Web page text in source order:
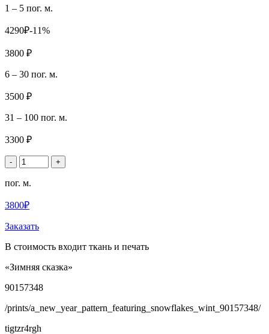
1 – 5 пог. м.
4290₽-11%
3800 ₽
6 – 30 пог. м.
3500 ₽
31 – 100 пог. м.
3300 ₽
- +
пог. м.
3800₽
Заказать
В стоимость входит ткань и печать
«Зимняя сказка»
90157348
/prints/a_new_year_pattern_featuring_snowflakes_wint_90157348/
tigtzr4rgh